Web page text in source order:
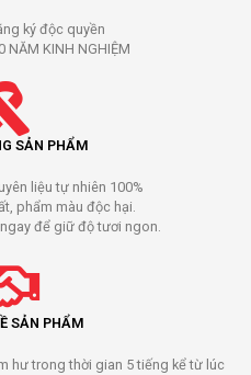
ký độc quyền
NĂM KINH NGHIỆM
SẢN PHẨM
liệu tự nhiên 100%
phẩm màu độc hại.
để giữ độ tươi ngon.
SẢN PHẨM
hư trong thời gian 5 tiếng kể từ lúc